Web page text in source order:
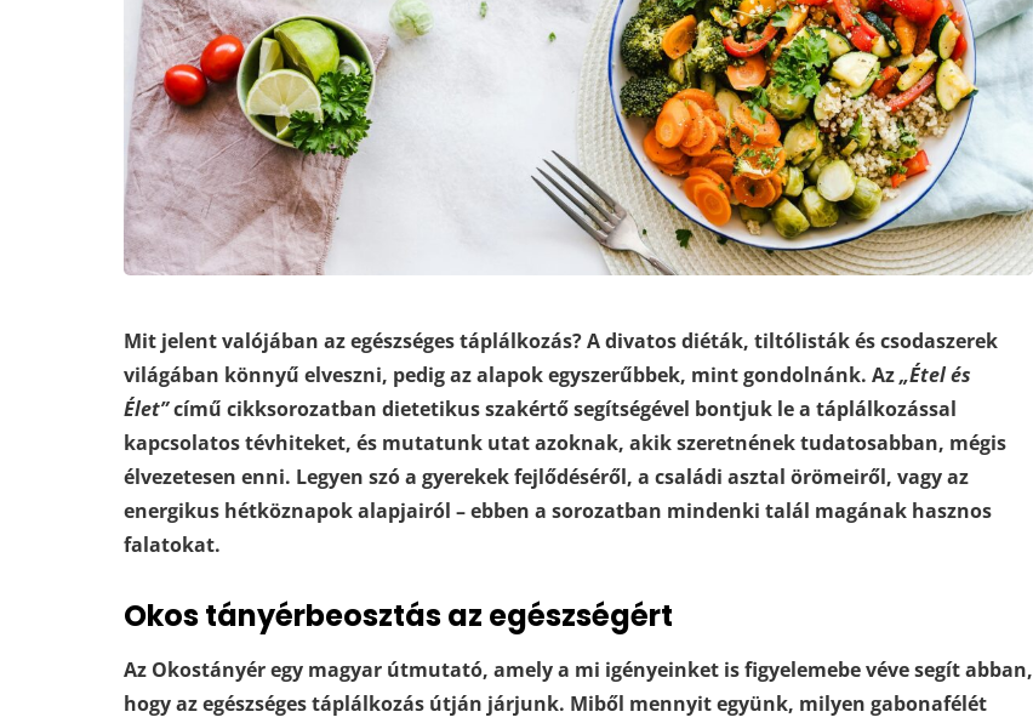
Mit jelent valójában az egészséges táplálkozás? A divatos diéták, tiltólisták és csodaszerek
világában könnyű elveszni, pedig az alapok egyszerűbbek, mint gondolnánk. Az„Étel és
Élet”című cikksorozatban dietetikus szakértő segítségével bontjuk le a táplálkozással
kapcsolatos tévhiteket, és mutatunk utat azoknak, akik szeretnének tudatosabban, mégis
élvezetesen enni. Legyen szó a gyerekek fejlődéséről, a családi asztal örömeiről, vagy az
energikus hétköznapok alapjairól – ebben a sorozatban mindenki talál magának hasznos
falatokat.
Okos tányérbeosztás az egészségért
Az Okostányér egy magyar útmutató, amely a mi igényeinket is figyelemebe véve segít abban,
hogy az egészséges táplálkozás útján járjunk. Miből mennyit együnk, milyen gabonafélét